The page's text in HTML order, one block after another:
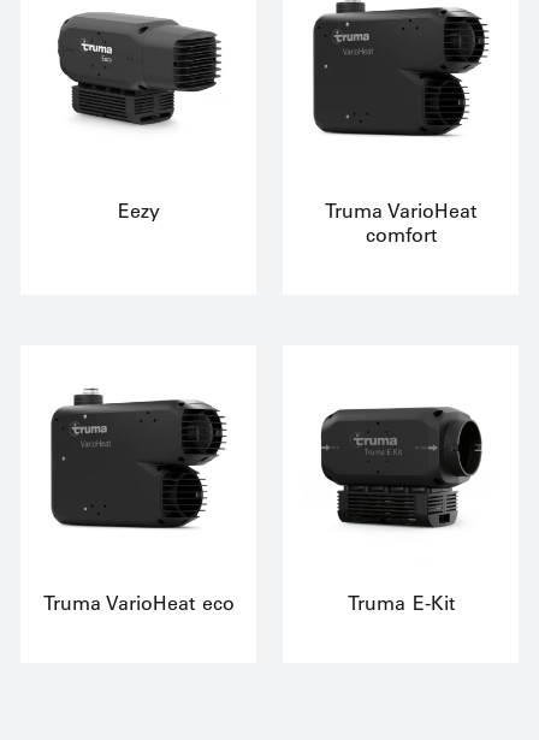
Eezy
Truma VarioHeat
comfort
Truma VarioHeat eco Truma E-Kit